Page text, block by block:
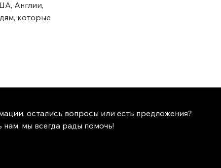
Англии,
которые
остались вопросы или есть предложения?
нам, мы всегда рады помочь!